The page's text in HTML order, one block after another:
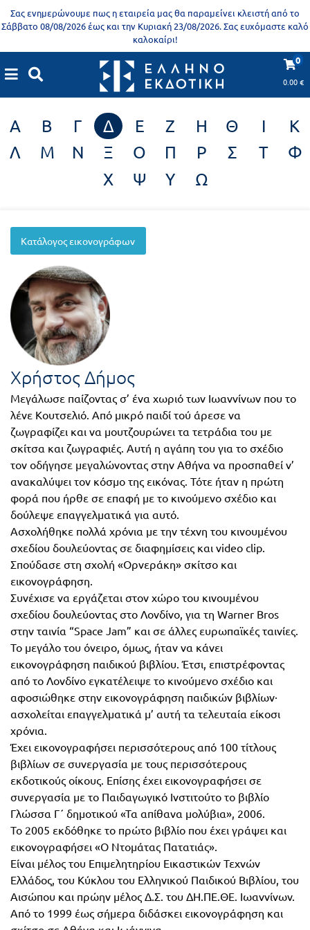
Σας ενημερώνουμε πως η εταιρεία μας θα παραμείνει κλειστή από το
Σάββατο 08/08/2026 έως και την Κυριακή 23/08/2026. Σας ευχόμαστε καλό
καλοκαίρι!
0
0.00€
X
Βιβλία
ενήλικες
Εκπαιδευτικά
βιβλία
Trivia
Books
- Η
γνώση
είναι
FUN!
Παιδικό
βιβλίο
Χάρτες
Πανεπιστημιακά
Ορθόδοξα
χριστιανικά
Ξένες
γλώσσες
Α.Σ.Ε.Π.
Θεματικά
Ημερολόγια
Βιβλία
Εκπαιδευτικών
Δραστηριοτήτων
Εκπαίδευση
STE(A)M
Εκπαίδευση
ενηλίκων –
Διά Βίου
Μάθηση
Βιβλιοθήκη
του
εκπαιδευτικού
Προδημοτική
εκπαίδευση
Εκπαιδευτικές
αφίσες
Βιβλία
νηπιαγωγείου
Σειρά
Δημοτικό
Α΄
Τάξη
Β΄
Τάξη
Γ΄
Τάξη
Δ΄
Τάξη
Ε΄
Τάξη
ΣΤ΄
Τάξη
Γυμνάσιο
Α΄
Τάξη
Β΄
Τάξη
Γ΄
Τάξη
Λύκειο
Α΄
Τάξη
Τάξη
Γ΄
Τάξη
Εικονογράφοι
Α Β Γ Δ Ε Ζ Η Θ Ι
Κ
Λ
Μ Ν Ξ Ο Π Ρ Σ Τ
Φ
Χ
Ψ Υ Ω
Κατάλογος εικονογράφων
Χρήστος Δήμος
Μεγάλωσε παίζοντας σ’ ένα χωριό των Ιωαννίνων που το
λένε Κουτσελιό. Από μικρό παιδί τού άρεσε να
ζωγραφίζει και να μουτζουρώνει τα τετράδια του με
σκίτσα και ζωγραφιές. Αυτή η αγάπη του για το σχέδιο
τον οδήγησε μεγαλώνοντας στην Αθήνα να προσπαθεί ν’
ανακαλύψει τον κόσμο της εικόνας. Τότε ήταν η πρώτη
φορά που ήρθε σε επαφή με το κινούμενο σχέδιο και
δούλεψε επαγγελματικά για αυτό.
Ασχολήθηκε πολλά χρόνια με την τέχνη του κινουμένου
σχεδίου δουλεύοντας σε διαφημίσεις και video clip.
Σπούδασε στη σχολή «Ορνεράκη» σκίτσο και
εικονογράφηση.
Συνέχισε να εργάζεται στον χώρο του κινουμένου
σχεδίου δουλεύοντας στο Λονδίνο, για τη Warner Bros
στην ταινία “Space Jam” και σε άλλες ευρωπαϊκές ταινίες.
Το μεγάλο του όνειρο, όμως, ήταν να κάνει
εικονογράφηση παιδικού βιβλίου. Έτσι, επιστρέφοντας
από το Λονδίνο εγκατέλειψε το κινούμενο σχέδιο και
αφοσιώθηκε στην εικονογράφηση παιδικών βιβλίων·
ασχολείται επαγγελματικά μ’ αυτή τα τελευταία είκοσι
χρόνια.
Έχει εικονογραφήσει περισσότερους από 100 τίτλους
βιβλίων σε συνεργασία με τους περισσότερους
εκδοτικούς οίκους. Επίσης έχει εικονογραφήσει σε
συνεργασία με το Παιδαγωγικό Ινστιτούτο το βιβλίο
Γλώσσα Γ΄ δημοτικού «Τα απίθανα μολύβια», 2006.
Το 2005 εκδόθηκε το πρώτο βιβλίο που έχει γράψει και
εικονογραφήσει «Ο Ντομάτας Πατατιάς».
Είναι μέλος του Επιμελητηρίου Εικαστικών Τεχνών
Ελλάδος, του Κύκλου του Ελληνικού Παιδικού Βιβλίου, του
Αισώπου και πρώην μέλος Δ.Σ. του ΔΗ.ΠΕ.ΘΕ. Ιωαννίνων.
Από το 1999 έως σήμερα διδάσκει εικονογράφηση και